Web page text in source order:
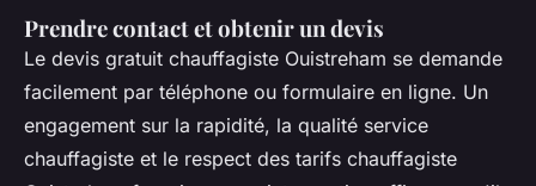
Prendre contact et obtenir un devis
Le devis gratuit chauffagiste Ouistreham se demande
facilement par téléphone ou formulaire en ligne. Un
engagement sur la rapidité, la qualité service
chauffagiste et le respect des tarifs chauffagiste